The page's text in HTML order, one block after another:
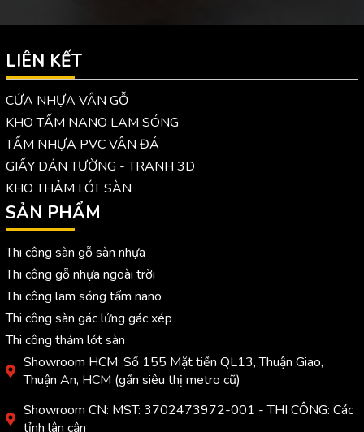
LIÊN KẾT
CỬA NHỰA VÂN GỖ
KHO TẤM NANO LAM SÓNG
TẤM NHỰA PVC VÂN ĐÁ
GIẤY DÁN TƯỜNG - TRANH 3D
KHO THẢM LÓT SÀN
SẢN PHẨM
Thi công sàn gỗ sàn nhựa
Thi công gỗ nhựa ngoài trời
Thi công lam sóng tấm nano
Thi công sàn gác lửng gác xép
Thi công thảm lót sàn
Showroom HCM: Số 155 Mặt tiền QL13, Thuận Giao,
Thuận An, HCM (gần siêu thị metro cũ)
Showroom CN: MST: 3702473972-001 - THI CÔNG: Các
tỉnh lân cận